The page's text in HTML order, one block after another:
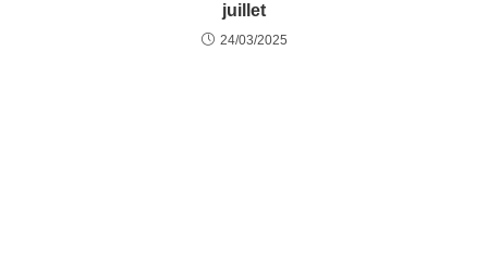
juillet
24/03/2025